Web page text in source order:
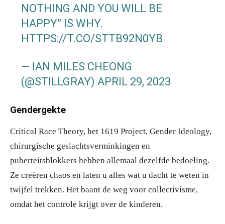
NOTHING AND YOU WILL BE
HAPPY” IS WHY.
HTTPS://T.CO/STTB92N0YB
— IAN MILES CHEONG
(@STILLGRAY) APRIL 29, 2023
Gendergekte
Critical Race Theory, het 1619 Project, Gender Ideology,
chirurgische geslachtsverminkingen en
puberteitsblokkers hebben allemaal dezelfde bedoeling.
Ze creëren chaos en laten u alles wat u dacht te weten in
twijfel trekken. Het baant de weg voor collectivisme,
omdat het controle krijgt over de kinderen.